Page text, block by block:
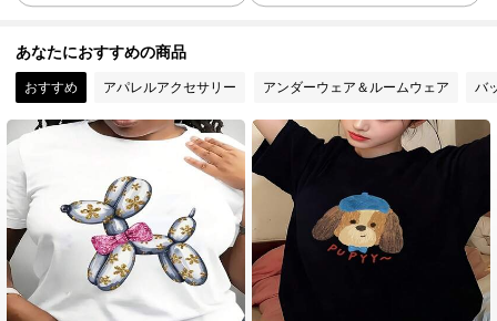
4.41
4.41 29 フォロワー
あなたにおすすめの商品
おすすめ アパレルアクセサリー アンダーウェア＆ルームウェア バ